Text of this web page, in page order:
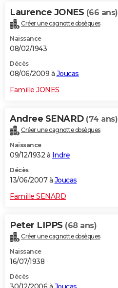
Laurence JONES (66 ans)
Créer une cagnotte obsèques
Naissance
08/02/1943
Décès
08/06/2009 à Joucas
Famille JONES
Andree SENARD (74 ans)
Créer une cagnotte obsèques
Naissance
09/12/1932 à Indre
Décès
13/06/2007 à Joucas
Famille SENARD
Peter LIPPS (68 ans)
Créer une cagnotte obsèques
Naissance
16/07/1938
Décès